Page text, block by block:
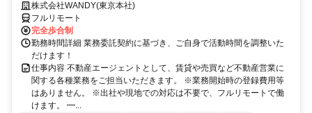
株式会社WANDY(東京本社)
フルリモート
完全歩合制
勤務時間詳細 業務委託契約に基づき、ご自身で活動時間を調整いた
だけます！
仕事内容 不動産エージェントとして、賃貸や売買など不動産営業に
関する各種業務をご担当いただきます。 ※業務開始時の登録費用等
はありません。 ※出社や現地での対応は不要で、フルリモートで働
けます。 ━...